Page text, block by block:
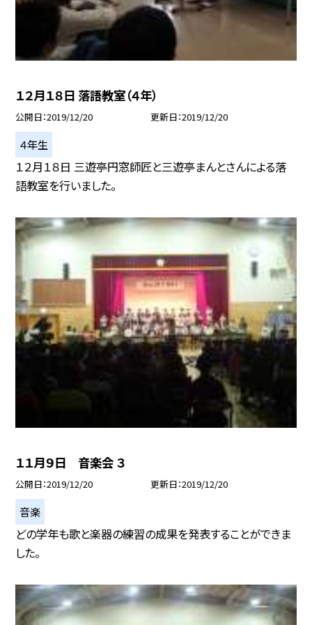
１２月１８日 落語教室（４年）
公開日 2019/12/20 更新日 2019/12/20
４年生
１２月１８日 三遊亭円窓師匠と三遊亭まんとさんによる落
語教室を行いました。
１１月９日 音楽会 ３
公開日 2019/12/20 更新日 2019/12/20
音楽
どの学年も歌と楽器の練習の成果を発表することができま
した。